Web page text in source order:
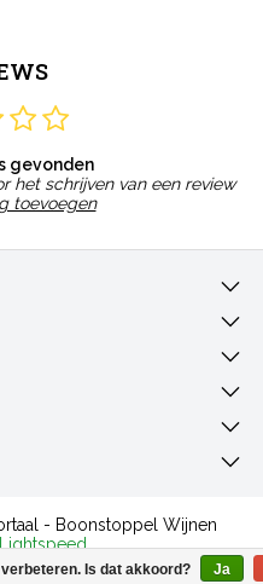
gevonden
het schrijven van een review
toevoegen
- Boonstoppel Wijnen
Lightspeed
byInStijl MediaIs dat akkoord? Ja